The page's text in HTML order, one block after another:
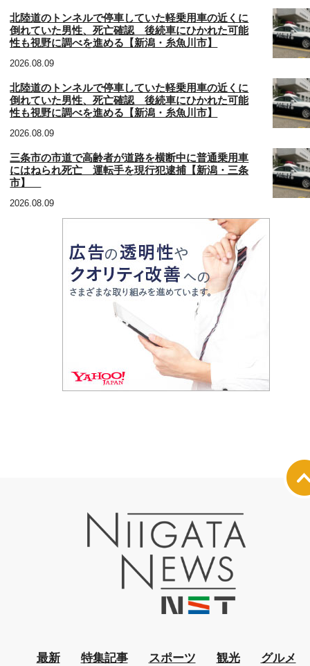
北陸道のトンネルで停車していた軽乗用車の近くに
倒れていた男性、死亡確認 後続車にひかれた可能
性も視野に調べを進める【新潟・糸魚川市】
2026.08.09
北陸道のトンネルで停車していた軽乗用車の近くに
倒れていた男性、死亡確認 後続車にひかれた可能
性も視野に調べを進める【新潟・糸魚川市】
2026.08.09
三条市の市道で高齢者が道路を横断中に普通乗用車
にはねられ死亡 運転手を現行犯逮捕【新潟・三条
市】
2026.08.09
最新 特集記事 スポーツ 観光 グルメ